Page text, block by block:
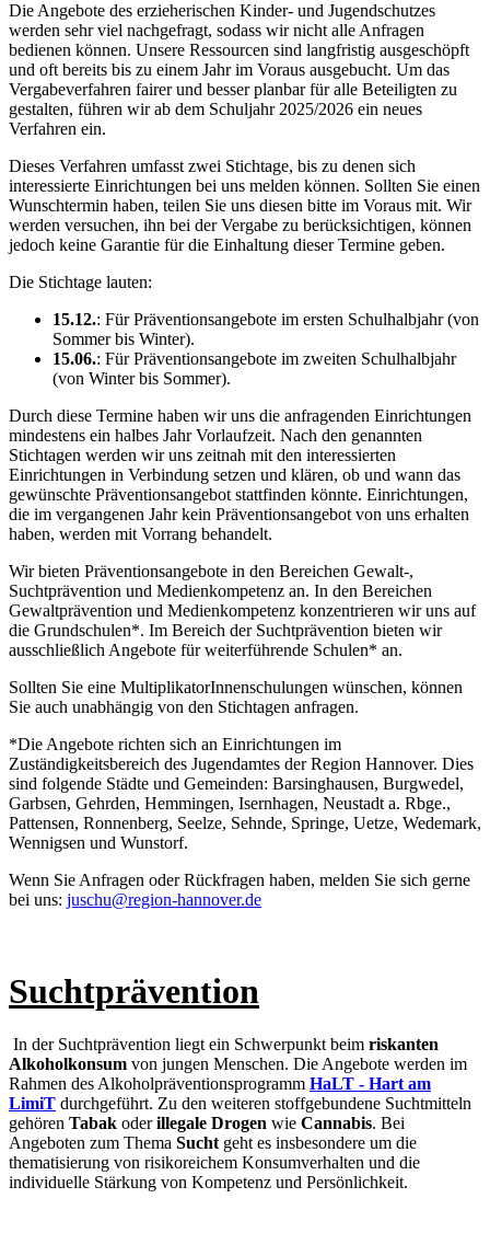
Die Angebote des erzieherischen Kinder- und Jugendschutzes
werden sehr viel nachgefragt, sodass wir nicht alle Anfragen
bedienen können. Unsere Ressourcen sind langfristig ausgeschöpft
und oft bereits bis zu einem Jahr im Voraus ausgebucht. Um das
Vergabeverfahren fairer und besser planbar für alle Beteiligten zu
gestalten, führen wir ab dem Schuljahr 2025/2026 ein neues
Verfahren ein.
Dieses Verfahren umfasst zwei Stichtage, bis zu denen sich
interessierte Einrichtungen bei uns melden können. Sollten Sie einen
Wunschtermin haben, teilen Sie uns diesen bitte im Voraus mit. Wir
werden versuchen, ihn bei der Vergabe zu berücksichtigen, können
jedoch keine Garantie für die Einhaltung dieser Termine geben.
Die Stichtage lauten:
15.12.: Für Präventionsangebote im ersten Schulhalbjahr (von
Sommer bis Winter).
15.06.: Für Präventionsangebote im zweiten Schulhalbjahr
(von Winter bis Sommer).
Durch diese Termine haben wir uns die anfragenden Einrichtungen
mindestens ein halbes Jahr Vorlaufzeit. Nach den genannten
Stichtagen werden wir uns zeitnah mit den interessierten
Einrichtungen in Verbindung setzen und klären, ob und wann das
gewünschte Präventionsangebot stattfinden könnte. Einrichtungen,
die im vergangenen Jahr kein Präventionsangebot von uns erhalten
haben, werden mit Vorrang behandelt.
Wir bieten Präventionsangebote in den Bereichen Gewalt-,
Suchtprävention und Medienkompetenz an. In den Bereichen
Gewaltprävention und Medienkompetenz konzentrieren wir uns auf
die Grundschulen*. Im Bereich der Suchtprävention bieten wir
ausschließlich Angebote für weiterführende Schulen* an.
Sollten Sie eine MultiplikatorInnenschulungen wünschen, können
Sie auch unabhängig von den Stichtagen anfragen.
*Die Angebote richten sich an Einrichtungen im
Zuständigkeitsbereich des Jugendamtes der Region Hannover. Dies
sind folgende Städte und Gemeinden: Barsinghausen, Burgwedel,
Garbsen, Gehrden, Hemmingen, Isernhagen, Neustadt a. Rbge.,
Pattensen, Ronnenberg, Seelze, Sehnde, Springe, Uetze, Wedemark,
Wennigsen und Wunstorf.
Wenn Sie Anfragen oder Rückfragen haben, melden Sie sich gerne
bei uns: juschu@region-hannover.de
Suchtprävention
In der Suchtprävention liegt ein Schwerpunkt beim riskanten
Alkoholkonsum von jungen Menschen. Die Angebote werden im
Rahmen des Alkoholpräventionsprogramm HaLT - Hart am
LimiT durchgeführt. Zu den weiteren stoffgebundene Suchtmitteln
gehören Tabak oderillegale Drogen wie Cannabis. Bei
Angeboten zum Thema Sucht geht es insbesondere um die
thematisierung von risikoreichem Konsumverhalten und die
individuelle Stärkung von Kompetenz und Persönlichkeit.